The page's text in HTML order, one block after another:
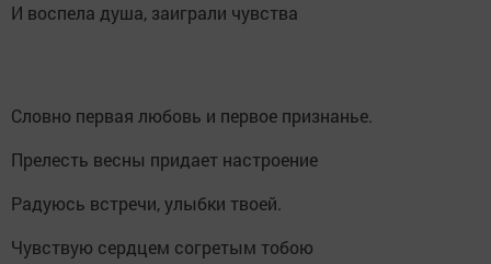
И воспела душа, заиграли чувства
Словно первая любовь и первое признанье.
Прелесть весны придает настроение
Радуюсь встречи, улыбки твоей.
Чувствую сердцем согретым тобою